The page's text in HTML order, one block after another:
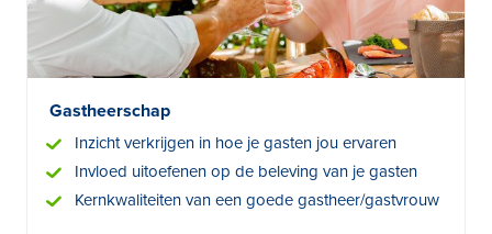
Gastheerschap
Inzicht verkrijgen in hoe je gasten jou ervaren
Invloed uitoefenen op de beleving van je gasten
Kernkwaliteiten van een goede gastheer/gastvrouw